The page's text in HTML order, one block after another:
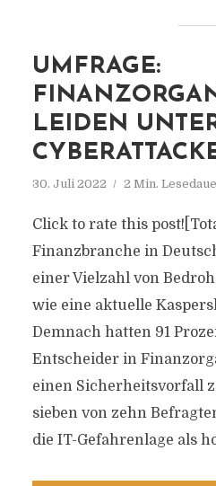
UMFRAGE:
LEIDEN
30. Juli 2022 2 Min.
Click to rate this
Finanzbranche in
einer Vielzahl von
wie eine aktuelle
Demnach hatten 91
Entscheider in
einen Sicherheitsvorfall
sieben von zehn
die IT-Gefahrenlage als